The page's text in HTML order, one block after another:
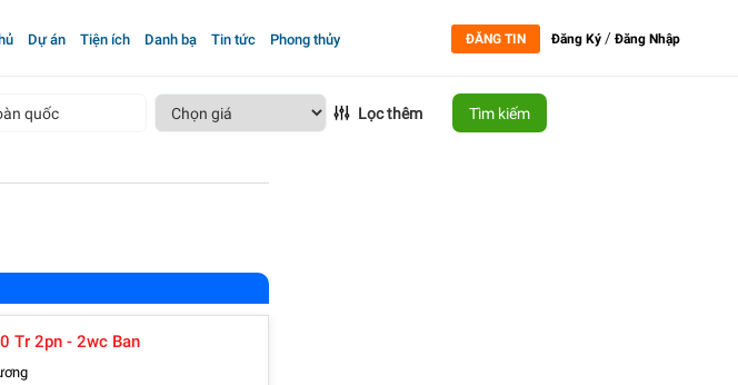
Dự án Tiện ích Danh bạ Tin tức Phong thủy ĐĂNG TIN Đăng Ký /Đăng Nhập
quốc Lọc thêm Tìm kiếm
Căn Góc Đẹp Nhất Bcons Solary – Chỉ 2 Tỷ 050 Tr 2pn - 2wc Ban